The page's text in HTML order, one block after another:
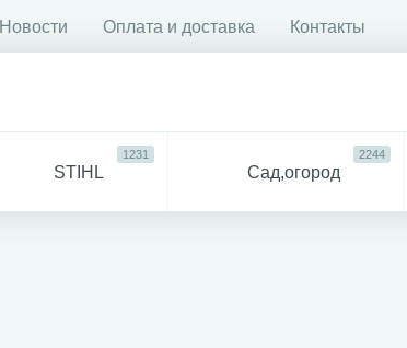
Новости Оплата и доставка Контакты
STIHL
1231
Сад,огород
2244